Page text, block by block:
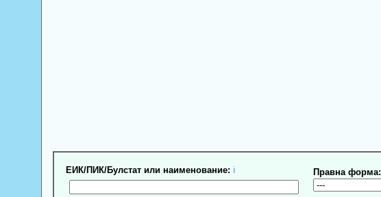
ЕИК/ПИК/Булстат или наименование: ℹ Правна форма: